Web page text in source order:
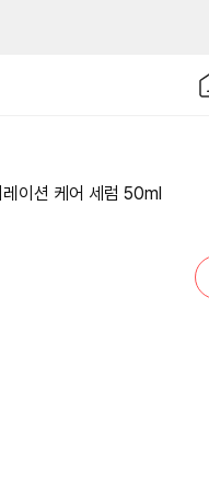
이션 케어 세럼 50ml